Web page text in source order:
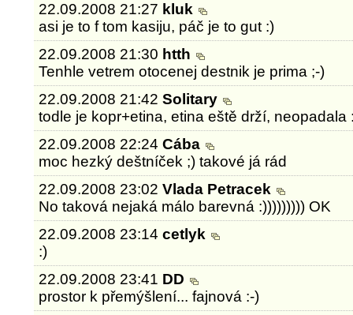
22.09.2008 21:27 kluk
asi je to f tom kasiju, páč je to gut :)
22.09.2008 21:30 htth
Tenhle vetrem otocenej destnik je prima ;-)
22.09.2008 21:42Solitary
todle je kopr+etina, etina eště drží, neopadala
22.09.2008 22:24Cába
moc hezký deštníček ;) takové já rád
22.09.2008 23:02Vlada Petracek
No taková nejaká málo barevná :))))))))) OK
22.09.2008 23:14cetlyk
:)
22.09.2008 23:41 DD
prostor k přemýšlení... fajnová :-)